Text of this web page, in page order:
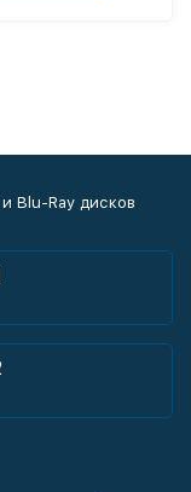
Blu-Ray дисков